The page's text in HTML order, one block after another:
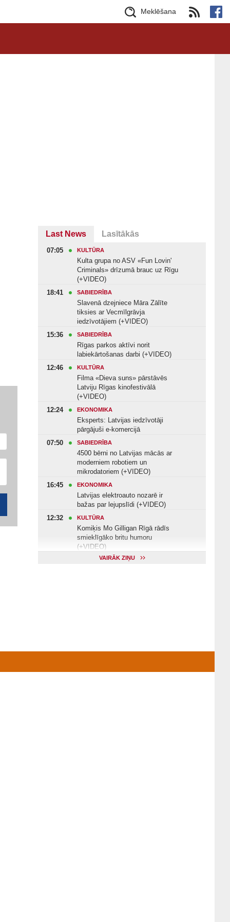
Meklēšana
Last News Lasītākās
07:05 KULTŪRA
Kulta grupa no ASV «Fun Lovin'
Criminals» drīzumā brauc uz Rīgu
(+VIDEO)
18:41
SABIEDRĪBA
Slavenā dzejniece Māra Zālīte
tiksies ar Vecmīlgrāvja
iedzīvotājiem (+VIDEO)
15:36
SABIEDRĪBA
Rīgas parkos aktīvi norit
labiekārtošanas darbi (+VIDEO)
12:46
KULTŪRA
Filma «Dieva suns» pārstāvēs
Latviju Rīgas kinofestivālā
(+VIDEO)
12:24
EKONOMIKA
Eksperts: Latvijas iedzīvotāji
pārgājuši e-komercijā
07:50
SABIEDRĪBA
4500 bērni no Latvijas mācās ar
moderniem robotiem un
mikrodatoriem (+VIDEO)
16:45
EKONOMIKA
Latvijas elektroauto nozarē ir
bažas par lejupslīdi (+VIDEO)
12:32
KULTŪRA
Komiķis Mo Gilligan Rīgā rādīs
smieklīgāko britu humoru
(+VIDEO)
VESELĪBAVAIRĀK ZIŅU